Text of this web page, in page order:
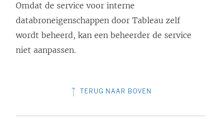
Omdat de service voor interne
databroneigenschappen door Tableau zelf
wordt beheerd, kan een beheerder de service
niet aanpassen.
TERUG NAAR BOVEN